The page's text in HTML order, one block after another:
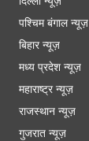
पश्चिम बंगाल न्यूज़
बिहार न्यूज़
मध्य प्रदेश न्यूज़
महाराष्ट्र न्यूज़
राजस्थान न्यूज़
गुजरात न्यूज़